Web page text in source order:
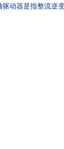
驱动器是指整流逆